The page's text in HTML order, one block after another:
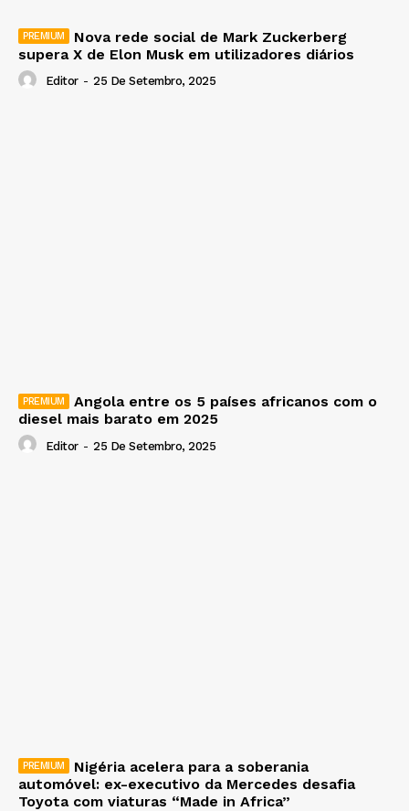
Nova rede social de Mark Zuckerberg
supera X de Elon Musk em utilizadores diários
Editor - 25 De Setembro, 2025
Angola entre os 5 países africanos com o
diesel mais barato em 2025
Editor - 25 De Setembro, 2025
Nigéria acelera para a soberania
automóvel: ex-executivo da Mercedes desafia
Toyota com viaturas “Made in Africa”